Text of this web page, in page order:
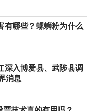
有哪些？螺蛳粉为什么
深入博爱县、武陟县调
消息